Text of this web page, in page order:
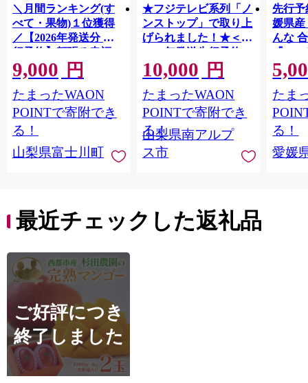
＼月間ランキング(す
べて・果物)１位獲得
／【2026年発送分 先
行予約】頬張る幸福
感 〜緑の宝石・ シ
ャインマスカット 〜
１ｋｇ以上（２〜３
房） フルーツ 山梨県
産 果物 くだもの シャ
イン マスカット ぶど
う ブドウ 葡萄 大粒 種
9,000 円
たまったWAON
POINTで寄附でき
る！
山梨県富士川町
★フジテレビ系列「ノ
ンストップ」で取り上
げられました！★＜
2026年発送先行予約＞
南アルプス市産シャイ
ンマスカット1.2kg以
上（2～3房） クール
便発送 ALPAG007
10,000 円
たまったWAON
POINTで寄附でき
る！
山梨県南アルプ
ス市
先行予
媛県産
んな
『
出荷
ご自宅
マド
あり
ツ 高
産地直
レンジ
たま
る！
愛媛
最近チェックした返礼品
ご好評につき
終了しました